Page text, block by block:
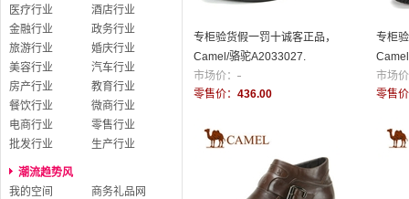
医疗行业
酒店行业
金融行业
政务行业
旅游行业
婚庆行业
美容行业
汽车行业
房产行业
教育行业
餐饮行业
微商行业
电商行业
零售行业
批发行业
生产行业
潮流趋势风
我的空间
商务礼品网
专柜验货假一罚十诚客正品，
Camel/骆驼A2033027.
市场价： -
零售价： 436.00
专柜
市场
零售